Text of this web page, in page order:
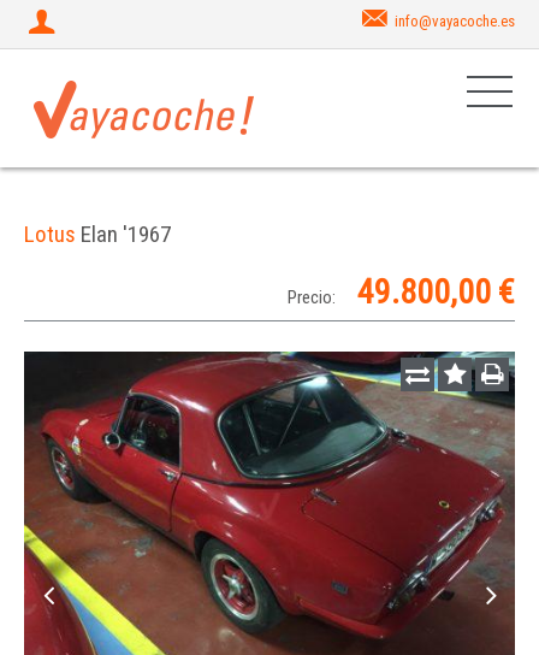
info@vayacoche.es
Lotus Elan '1967
Precio: 49.800,00 €